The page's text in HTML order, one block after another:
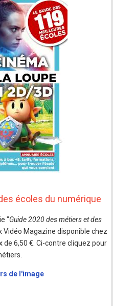
écoles du numérique
"Guide 2020 des métiers et des
Vidéo Magazine disponible chez
6,50 €. Ci-contre cliquez pour
de l'image